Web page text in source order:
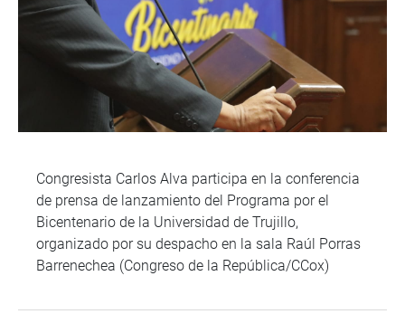
Congresista Carlos Alva participa en la conferencia
de prensa de lanzamiento del Programa por el
Bicentenario de la Universidad de Trujillo,
organizado por su despacho en la sala Raúl Porras
Barrenechea (Congreso de la República/CCox)